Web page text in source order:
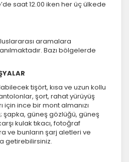
saat 12.00 iken her üç ülkede
aramalara
Bazı bölgelerde
tişört, kısa ve uzun kollu
şort, rahat yürüyüş
için ince bir mont almanızı
şapka, güneş gözlüğü, güneş
kulak tıkacı, fotoğraf
ve bunların şarj aletleri ve
getirebilirsiniz.